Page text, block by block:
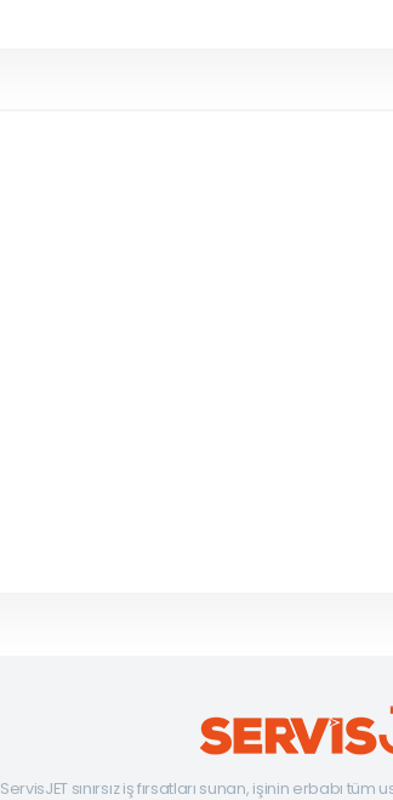
ServisJET sınırsız iş fırsatları sunan, işinin erbabı